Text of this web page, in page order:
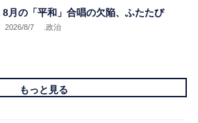
8月の「平和」合唱の欠陥、ふたたび
2026/8/7 .政治
もっと見る